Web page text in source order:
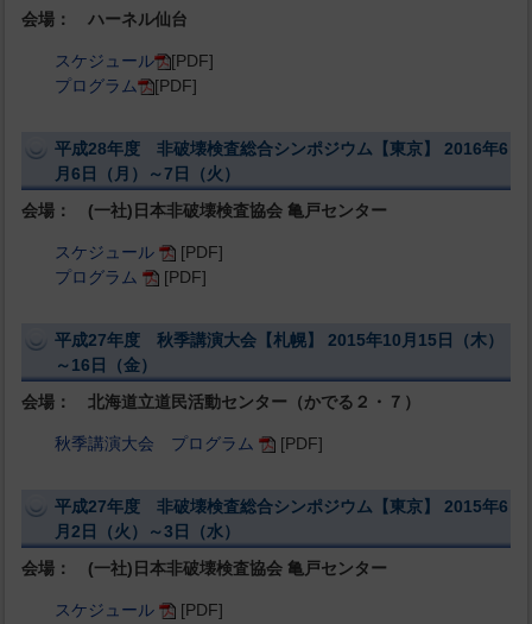
会場： ハーネル仙台
スケジュール
[PDF]
プログラム
[PDF]
平成28年度 非破壊検査総合シンポジウム【東京】 2016年6
月6日（月）～7日（火）
会場： (一社)日本非破壊検査協会 亀戸センター
スケジュール
[PDF]
プログラム
[PDF]
平成27年度 秋季講演大会【札幌】 2015年10月15日（木）
～16日（金）
会場： 北海道立道民活動センター（かでる２・７）
秋季講演大会 プログラム [PDF]
平成27年度 非破壊検査総合シンポジウム【東京】 2015年6
月2日（火）～3日（水）
会場： (一社)日本非破壊検査協会 亀戸センター
スケジュール
[PDF]